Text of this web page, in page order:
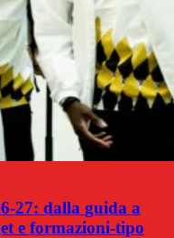
27: dalla guida a
e formazioni-tipo